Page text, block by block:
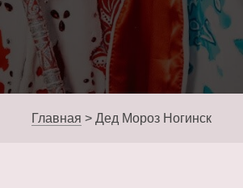
Главная > Дед Мороз Ногинск